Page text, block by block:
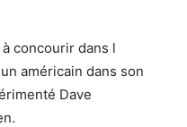
concourir dans l
américain dans son
Dave